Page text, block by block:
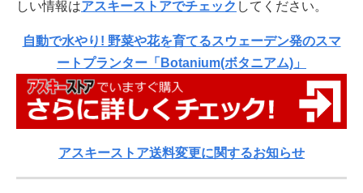
しい情報はアスキーストアでチェック してください。
自動で水やり! 野菜や花を育てるスウェーデン発のスマ
ートプランター「Botanium(ボタニアム)」
アスキーストア送料変更に関するお知らせ